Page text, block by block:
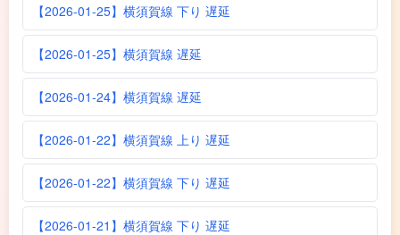
【2026-01-25】横須賀線 下り 遅延
【2026-01-25】横須賀線 遅延
【2026-01-24】横須賀線 遅延
【2026-01-22】横須賀線 上り 遅延
【2026-01-22】横須賀線 下り 遅延
【2026-01-21】横須賀線 下り 遅延